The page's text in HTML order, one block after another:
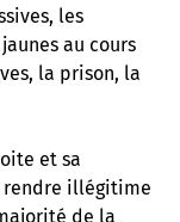
les
au cours
la prison, la
et sa
rendre illégitime
de la